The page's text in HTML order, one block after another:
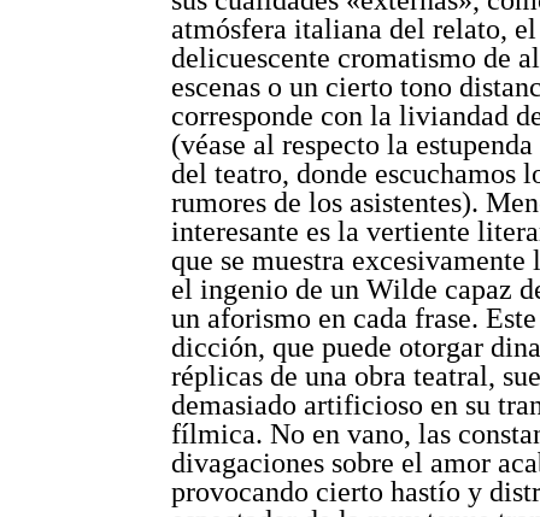
atmósfera italiana del relato, el
delicuescente cromatismo de
escenas o un cierto tono
corresponde con la liviandad
(véase al respecto la
del teatro, donde escuchamos
rumores de los asistentes).
interesante es la vertiente
que se muestra
el ingenio de un Wilde capaz
un aforismo en cada frase.
dicción, que puede otorgar
réplicas de una obra teatral,
demasiado artificioso en su
fílmica. No en vano, las
divagaciones sobre el amor
provocando cierto hastío y